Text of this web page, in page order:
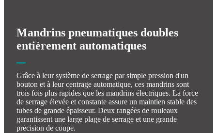
Mandrins pneumatiques doubles
entièrement automatiques
Grâce à leur système de serrage par simple pression d'un
bouton et à leur centrage automatique, ces mandrins sont
trois fois plus rapides que les mandrins électriques. La force
de serrage élevée et constante assure un maintien stable des
tubes de grande épaisseur. Deux rangées de rouleaux
garantissent une large plage de serrage et une grande
précision de coupe.